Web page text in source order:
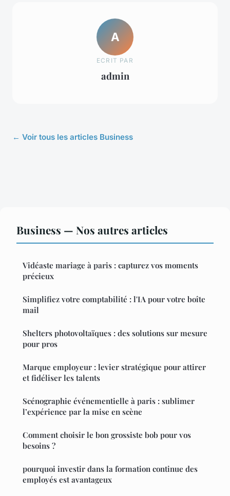
A
ECRIT PAR
admin
← Voir tous les articles Business
Business — Nos autres articles
Vidéaste mariage à paris : capturez vos moments
précieux
Simplifiez votre comptabilité : l'IA pour votre boîte
mail
Shelters photovoltaïques : des solutions sur mesure
pour pros
Marque employeur : levier stratégique pour attirer
et fidéliser les talents
Scénographie événementielle à paris : sublimer
l’expérience par la mise en scène
Comment choisir le bon grossiste bob pour vos
besoins ?
pourquoi investir dans la formation continue des
employés est avantageux